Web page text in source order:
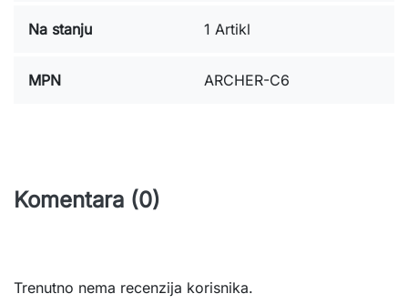
Na stanju 1 Artikl
MPN ARCHER-C6
Komentara (0)
Trenutno nema recenzija korisnika.